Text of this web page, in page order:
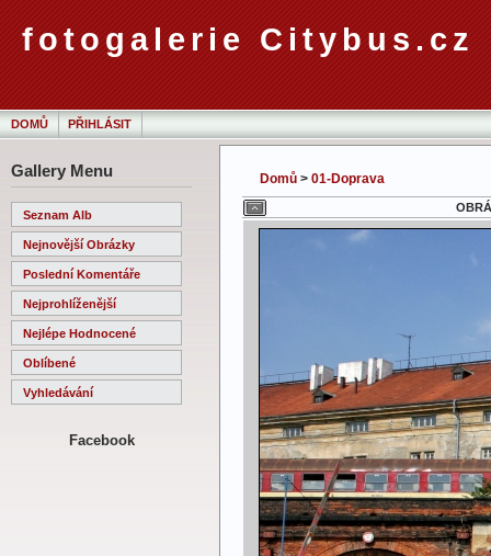
fotogalerie Citybus.cz
DOMŮ PŘIHLÁSIT
Gallery Menu
Seznam Alb
Nejnovější Obrázky
Poslední Komentáře
Nejprohlíženější
Nejlépe Hodnocené
Oblíbené
Vyhledávání
Facebook
Domů > 01-Doprava